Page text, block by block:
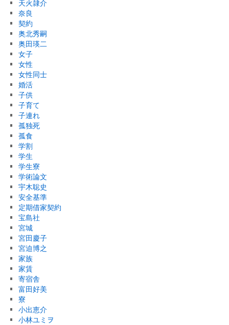
天火隷介
奈良
契約
奥北秀嗣
奥田瑛二
女子
女性
女性同士
婚活
子供
子育て
子連れ
孤独死
孤食
学割
学生
学生寮
学術論文
宇木聡史
安全基準
定期借家契約
宝島社
宮城
宮田慶子
宮迫博之
家族
家賃
寄宿舎
富田好美
寮
小出恵介
小林ユミヲ